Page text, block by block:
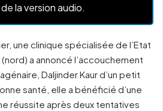
la version audio.
une clinique spécialisée de l’Etat
(nord) a annoncé l’accouchement
Daljinder Kaur d’un petit
santé, elle a bénéficié d’une
réussite après deux tentatives